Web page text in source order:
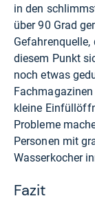
in den
über 90 Grad
Gefahrenquelle,
diesem Punkt
noch etwas
kleine
Probleme
Personen mit
Wasserkocher
Fazit